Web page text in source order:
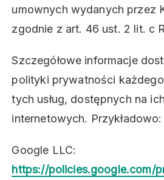
umownych wydanych przez
zgodnie z art. 46 ust. 2 lit. c
Szczegółowe informacje
polityki prywatności
tych usług, dostępnych na
internetowych. Przykładowo:
Google LLC:
https://policies.google.com/